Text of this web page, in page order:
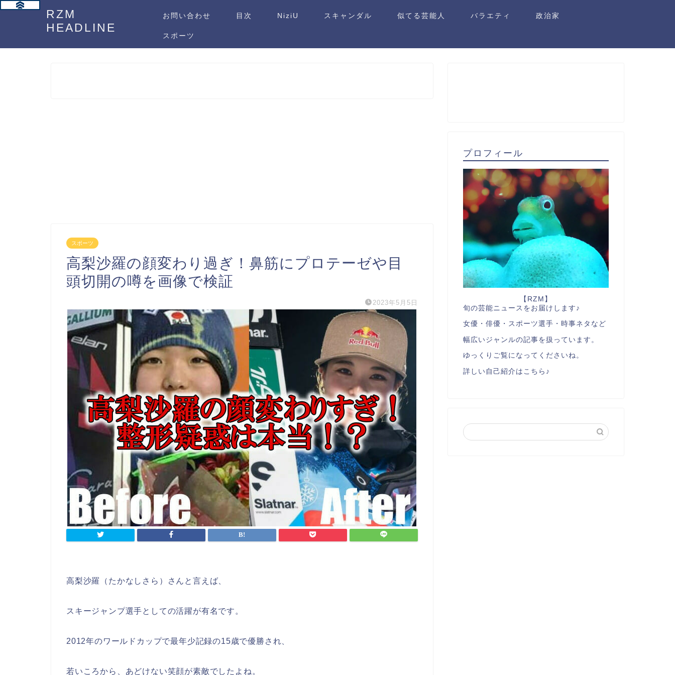
RZM
HEADLINE
お問い合わせ 目次 NiziU スキャンダル 似てる芸能人 バラエティ 政治家
スポーツ
スポーツ
高梨沙羅の顔変わり過ぎ！鼻筋にプロテーゼや目
頭切開の噂を画像で検証
2023年5月5日
高梨沙羅（たかなしさら）さんと言えば、
スキージャンプ選手としての活躍が有名です。
2012年のワールドカップで最年少記録の15歳で優勝され、
若いころから、あどけない笑顔が素敵でしたよね。
プロフィール
【RZM】
旬の芸能ニュースをお届けします♪
女優・俳優・スポーツ選手・時事ネタなど
幅広いジャンルの記事を扱っています。
ゆっくりご覧になってくださいね。
詳しい自己紹介はこちら♪